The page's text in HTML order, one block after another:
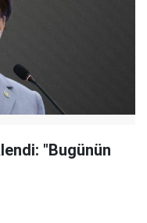
"Bugünün